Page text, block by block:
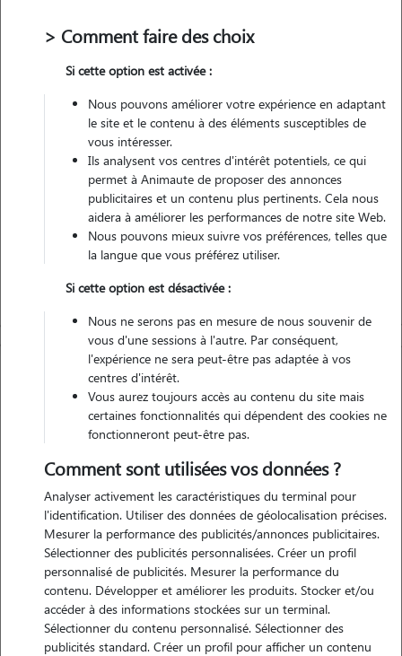
Véhiculé
Contacter
L'envoi d'une demande est sans engagement
Motivation
depuis 15 ans je m'occupe des animaux (chiens, chats, poules,
perruches ect) de mon entourage. actuellement en temps partiel et
adorant les animaux je souhaite rendre service sur mon temps libre.
m'occuper des animaux à toujours été pour moi une passion, un réel
plaisir.
> Comment faire des choix
Si cette option est activée :
Nous pouvons améliorer votre expérience en adaptant
le site et le contenu à des éléments susceptibles de
vous intéresser.
Ils analysent vos centres d'intérêt potentiels, ce qui
permet à Animaute de proposer des annonces
publicitaires et un contenu plus pertinents. Cela nous
aidera à améliorer les performances de notre site Web.
Nous pouvons mieux suivre vos préférences, telles que
la langue que vous préférez utiliser.
Si cette option est désactivée :
Nous ne serons pas en mesure de nous souvenir de
vous d'une sessions à l'autre. Par conséquent,
l'expérience ne sera peut-être pas adaptée à vos
centres d'intérêt.
Vous aurez toujours accès au contenu du site mais
certaines fonctionnalités qui dépendent des cookies ne
fonctionneront peut-être pas.
Comment sont utilisées vos données ?
Analyser activement les caractéristiques du terminal pour
l'identification. Utiliser des données de géolocalisation précises.
Mesurer la performance des publicités/annonces publicitaires.
Sélectionner des publicités personnalisées. Créer un profil
personnalisé de publicités. Mesurer la performance du
contenu. Développer et améliorer les produits. Stocker et/ou
accéder à des informations stockées sur un terminal.
Sélectionner du contenu personnalisé. Sélectionner des
publicités standard. Créer un profil pour afficher un contenu